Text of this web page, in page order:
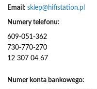
Email: sklep@hifistation.pl
Numery telefonu:
609-051-362
730-770-270
12 307 04 67
Numer konta bankowego: